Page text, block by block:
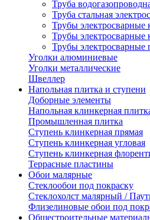
Труба
Труба стальная
Трубы электросварные
Трубы электросварные
Трубы электросварные
Уголки алюминиевые
Уголки металлические
Швеллер
Напольная плитка и ступени
Доборные элементы
Напольная клинкерная
Промышленная плитка
Ступень клинкерная прямая
Ступень клинкерная угловая
Ступень клинкерная
Террасные пластины
Обои малярные
Стеклообои под покраску
Стеклохолст малярный /
Флизелиновые обои под
Общестроительные